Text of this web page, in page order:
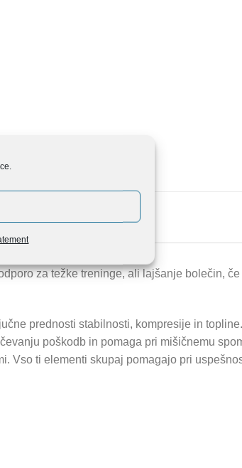
za težke treninge, ali lajšanje bolečin, če
prednosti stabilnosti, kompresije in
poškodb in pomaga pri mišičnemu
Vso ti elementi skupaj pomagajo pri